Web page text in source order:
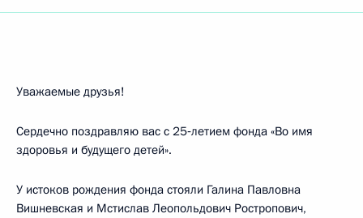
Уважаемые друзья!
Сердечно поздравляю вас с 25‑летием фонда «Во имя
здоровья и будущего детей».
У истоков рождения фонда стояли Галина Павловна
Вишневская и Мстислав Леопольдович Ростропович,